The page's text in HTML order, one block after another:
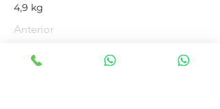
4,9 kg
Anterior
Próximo